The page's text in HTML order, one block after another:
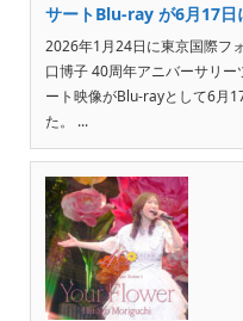
サートBlu-ray が6月17日
2026年1月24日に東京国際フ
口博子 40周年アニバーサリー
ート映像がBlu-rayとして6月
た。 ...